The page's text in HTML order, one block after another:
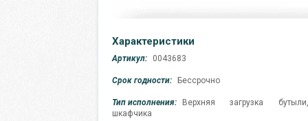
Характеристики
Артикул: 0043683
Срок годности: Бессрочно
Тип исполнения:
Верхняя загрузка
шкафчика